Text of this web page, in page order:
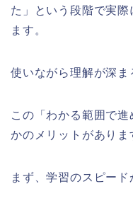
た」という段階で実
ます。
使いながら理解が深ま
この「わかる範囲で
かのメリットがありま
まず、学習のスピード